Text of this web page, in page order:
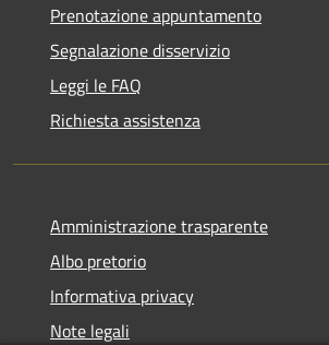
Prenotazione appuntamento
Segnalazione disservizio
Leggi le FAQ
Richiesta assistenza
Amministrazione trasparente
Albo pretorio
Informativa privacy
Note legali